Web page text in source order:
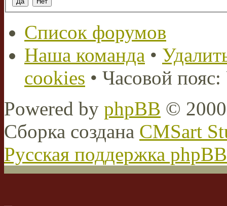
Список форумов
Наша команда •
cookies • Часовой
Powered by phpBB ©
Сборка создана CMSart
Русская поддержка phpBB